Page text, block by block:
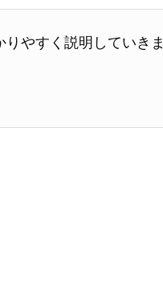
やすく説明していきま